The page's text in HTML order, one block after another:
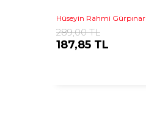
Hüseyin Rahmi Gürpınar
289,00 TL
187,85 TL